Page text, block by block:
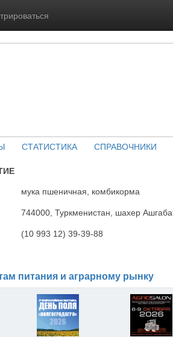
СТАТИСТИКА СПРАВОЧНИКИ
мука пшеничная, комбикорма
744000, Туркменистан, шахер
(10 993 12) 39-39-88
питания и аграрному рынку